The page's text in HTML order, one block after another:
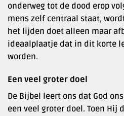
onderweg tot de dood erop
mens zelf centraal staat,
het lijden doet alleen maar
ideaalplaatje dat in dit korte
worden.
Een veel groter doel
De Bijbel leert ons dat God
een veel groter doel. Toen Hij